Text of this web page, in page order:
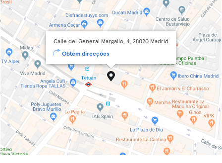
Calle del General Margallo, 4, 28020 Madrid
Obtém direcções